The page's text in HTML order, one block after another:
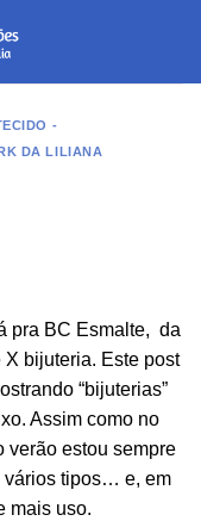
-
DA LILIANA
pra BC Esmalte, da
X bijuteria. Este post
“bijuterias”
Assim como no
verão estou sempre
vários tipos… e, em
mais uso.